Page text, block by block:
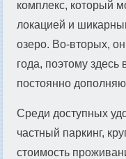
комплекс, который
локацией и
озеро. Во-вторых,
года, поэтому
постоянно
Среди доступных
частный паркинг,
стоимость